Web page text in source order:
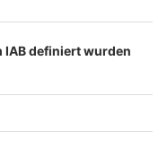
Impressum